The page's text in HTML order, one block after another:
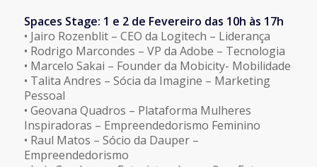
Spaces Stage: 1 e 2 de Fevereiro das 10h às 17h
• Jairo Rozenblit – CEO da Logitech – Liderança
• Rodrigo Marcondes – VP da Adobe – Tecnologia
• Marcelo Sakai – Founder da Mobicity- Mobilidade
• Talita Andres – Sócia da Imagine – Marketing
Pessoal
• Geovana Quadros – Plataforma Mulheres
Inspiradoras – Empreendedorismo Feminino
• Raul Matos – Sócio da Dauper –
Empreendedorismo